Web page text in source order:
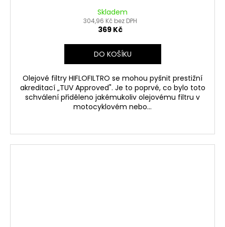
Skladem
304,96 Kč bez DPH
369 Kč
DO KOŠÍKU
Olejové filtry HIFLOFILTRO se mohou pyšnit prestižní
akreditací „TUV Approved". Je to poprvé, co bylo toto
schválení přiděleno jakémukoliv olejovému filtru v
motocyklovém nebo...